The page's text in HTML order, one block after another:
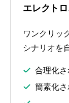
エレクト
ワンクリッ
シナリオを
合理化
簡素化